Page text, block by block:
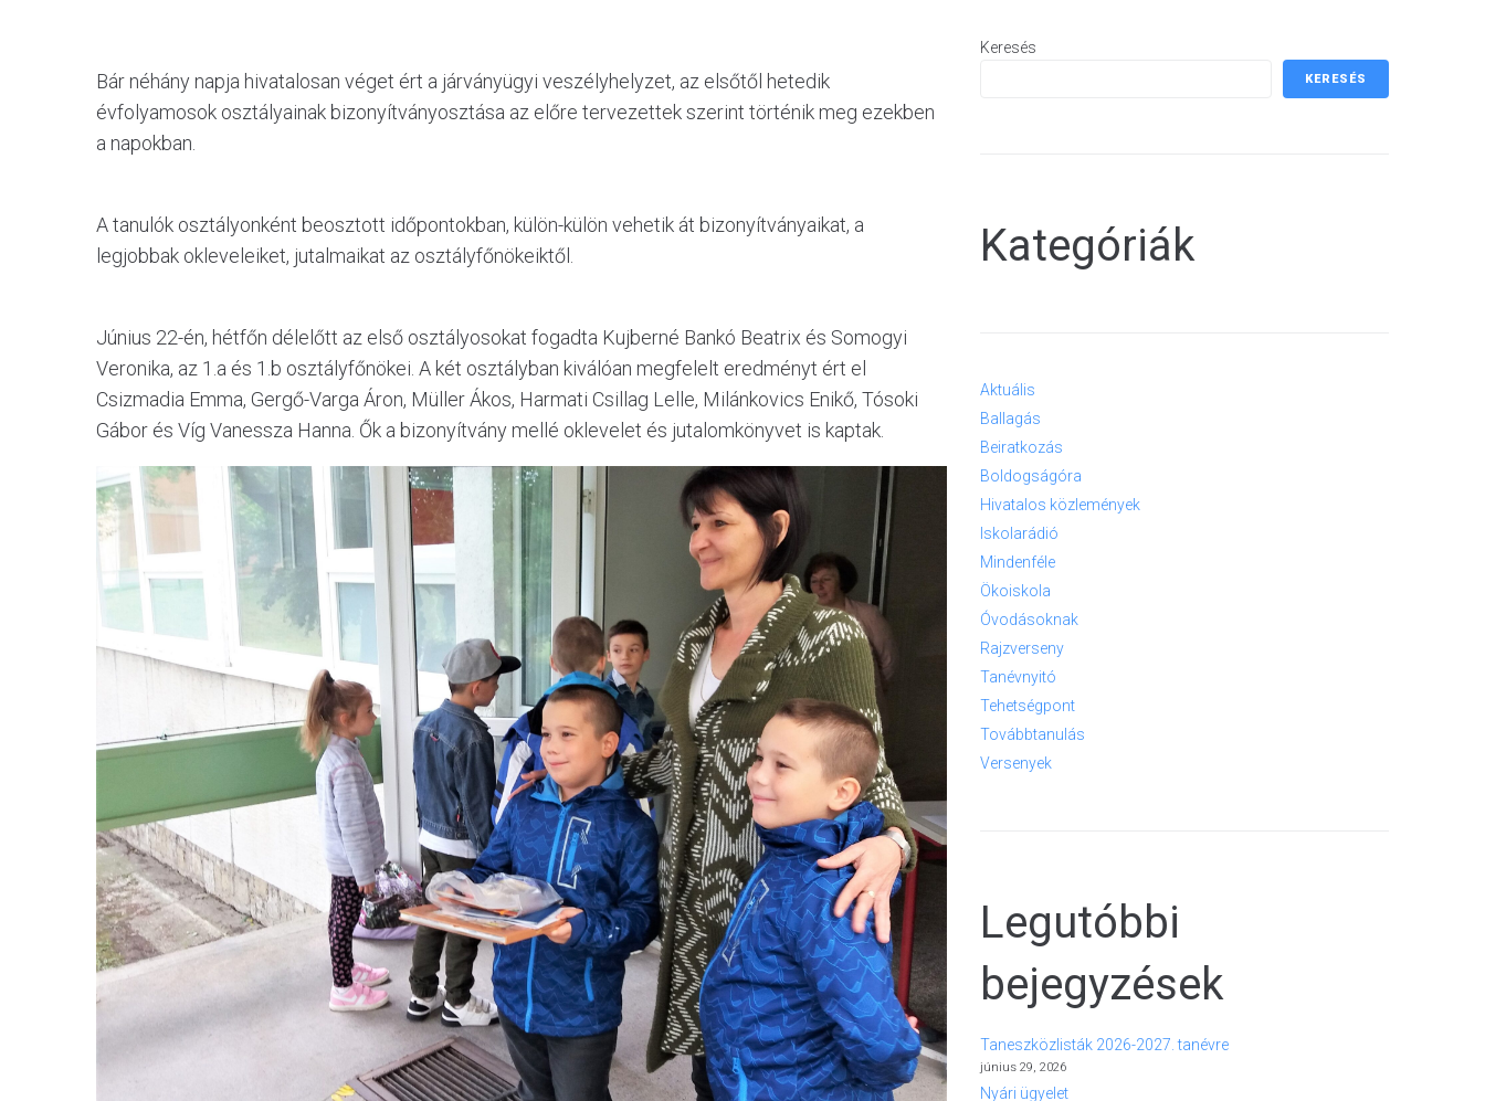
Bár néhány napja hivatalosan véget ért a járványügyi veszélyhelyzet, az elsőtől hetedik
évfolyamosok osztályainak bizonyítványosztása az előre tervezettek szerint történik meg ezekben
a napokban.
A tanulók osztályonként beosztott időpontokban, külön-külön vehetik át bizonyítványaikat, a
legjobbak okleveleiket, jutalmaikat az osztályfőnökeiktől.
Június 22-én, hétfőn délelőtt az első osztályosokat fogadta Kujberné Bankó Beatrix és Somogyi
Veronika, az 1.a és 1.b osztályfőnökei. A két osztályban kiválóan megfelelt eredményt ért el
Csizmadia Emma, Gergő-Varga Áron, Müller Ákos, Harmati Csillag Lelle, Milánkovics Enikő, Tósoki
Gábor és Víg Vanessza Hanna. Ők a bizonyítvány mellé oklevelet és jutalomkönyvet is kaptak.
Keresés
KERESÉS
Kategóriák
Aktuális
Ballagás
Beiratkozás
Boldogságóra
Hivatalos közlemények
Iskolarádió
Mindenféle
Ökoiskola
Óvodásoknak
Rajzverseny
Tanévnyitó
Tehetségpont
Továbbtanulás
Versenyek
Legutóbbi
bejegyzések
Taneszközlisták 2026-2027. tanévre
június 29, 2026
Nyári ügyelet